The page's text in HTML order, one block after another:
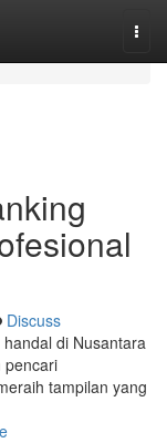
Discuss
di Nusantara
pencari
tampilan yang